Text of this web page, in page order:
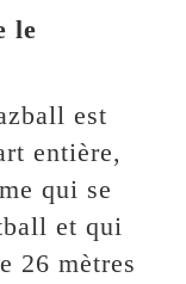
le
est
entière,
qui se
et qui
26 mètres